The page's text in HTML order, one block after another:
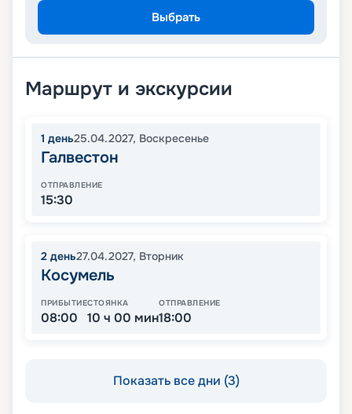
Выбрать
Маршрут и экскурсии
1 день25.04.2027, Воскресенье
Галвестон
ОТПРАВЛЕНИЕ
15:30
2 день27.04.2027, Вторник
Косумель
ПРИБЫТИЕ
08:00
СТОЯНКА
10 ч 00 мин
ОТПРАВЛЕНИЕ
18:00
Показать все дни (3)